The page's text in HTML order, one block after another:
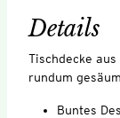
Details
Tischdecke
rundum
Buntes